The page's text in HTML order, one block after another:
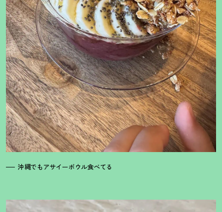
沖縄でもアサイーボウル食べてる